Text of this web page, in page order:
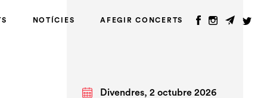
NOTÍCIES AFEGIR CONCERTS
Divendres, 2 octubre 2026